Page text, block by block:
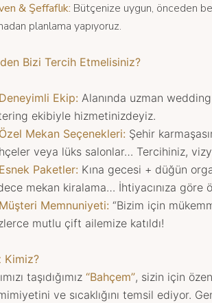
& Şeffaflık: Bütçenize uygun, önceden
planlama yapıyoruz.
Bizi Tercih Etmelisiniz?
Deneyimli Ekip: Alanında uzman
ekibiyle hizmetinizdeyiz.
Özel Mekan Seçenekleri: Şehir
veya lüks salonlar… Tercihiniz,
Esnek Paketler: Kına gecesi + düğün
mekan kiralama… İhtiyacınıza göre
Müşteri Memnuniyeti: “Bizim için
mutlu çift ailemize katıldı!
Kimiz?
taşıdığımız “Bahçem”, sizin için
ve sıcaklığını temsil ediyor.